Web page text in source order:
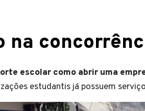
na
escolar como abrir uma
estudantis já possuem